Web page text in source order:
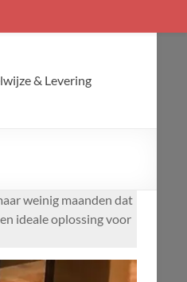
& Levering
weinig maanden dat
ideale oplossing voor